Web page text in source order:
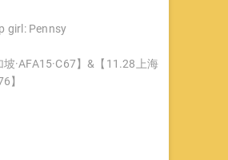
girl: Pennsy
坡·AFA15·C67】&【11.28上海
】